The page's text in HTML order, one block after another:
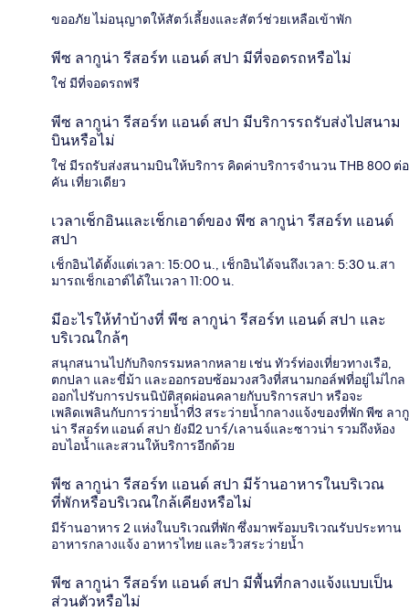
ขออภัย ไม่อนุญาตให้สัตว์เลี้ยงและสัตว์ช่วยเหลือเข้าพัก
พีซ ลากูน่า รีสอร์ท แอนด์ สปา มีที่จอดรถหรือไม่
ใช่ มีที่จอดรถฟรี
พีซ ลากูน่า รีสอร์ท แอนด์ สปา มีบริการรถรับส่งไปสนาม
บินหรือไม่
ใช่ มีรถรับส่งสนามบินให้บริการ คิดค่าบริการจำนวน THB 800 ต่อ
คัน เที่ยวเดียว
เวลาเช็กอินและเช็กเอาต์ของ พีซ ลากูน่า รีสอร์ท แอนด์
สปา
เช็กอินได้ตั้งแต่เวลา: 15:00 น., เช็กอินได้จนถึงเวลา: 5:30 น.สา
มารถเช็กเอาต์ได้ในเวลา 11:00 น.
มีอะไรให้ทำบ้างที่ พีซ ลากูน่า รีสอร์ท แอนด์ สปา และ
บริเวณใกล้ๆ
สนุกสนานไปกับกิจกรรมหลากหลาย เช่น ทัวร์ท่องเที่ยวทางเรือ,
ตกปลา และขี่ม้า และออกรอบซ้อมวงสวิงที่สนามกอล์ฟที่อยู่ไม่ไกล
ออกไปรับการปรนนิบัติสุดผ่อนคลายกับบริการสปา หรือจะ
เพลิดเพลินกับการว่ายน้ำที่3 สระว่ายน้ำกลางแจ้งของที่พัก พีซ ลากู
น่า รีสอร์ท แอนด์ สปา ยังมี2 บาร์/เลานจ์และซาวน่า รวมถึงห้อง
อบไอน้ำและสวนให้บริการอีกด้วย
พีซ ลากูน่า รีสอร์ท แอนด์ สปา มีร้านอาหารในบริเวณ
ที่พักหรือบริเวณใกล้เคียงหรือไม่
มีร้านอาหาร 2 แห่งในบริเวณที่พัก ซึ่งมาพร้อมบริเวณรับประทาน
อาหารกลางแจ้ง อาหารไทย และวิวสระว่ายน้ำ
พีซ ลากูน่า รีสอร์ท แอนด์ สปา มีพื้นที่กลางแจ้งแบบเป็น
ส่วนตัวหรือไม่